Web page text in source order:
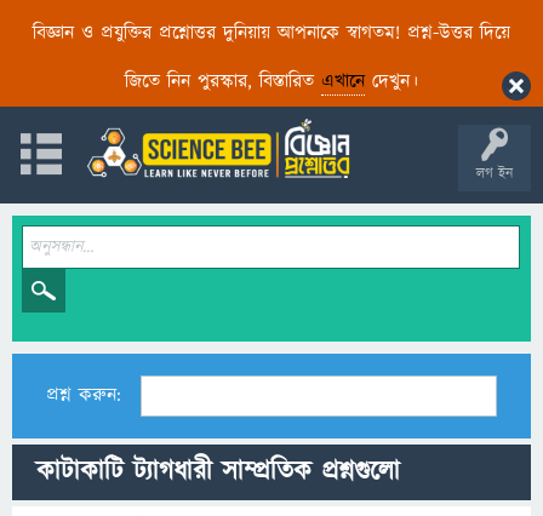
বিজ্ঞান ও প্রযুক্তির প্রশ্নোত্তর দুনিয়ায় আপনাকে স্বাগতম! প্রশ্ন-উত্তর দিয়ে
জিতে নিন পুরস্কার, বিস্তারিত এখানেদেখুন।
লগ ইন
প্রশ্ন করুন:
কাটাকাটি ট্যাগধারী সাম্প্রতিক প্রশ্নগুলো